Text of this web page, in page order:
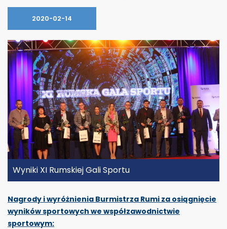
2020-02-14
Wyniki XI Rumskiej Gali Sportu
Nagrody i wyróżnienia Burmistrza Rumi za osiągnięcie
wyników sportowych we współzawodnictwie
sportowym: